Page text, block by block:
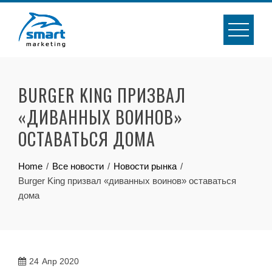
content
BURGER KING ПРИЗВАЛ
«ДИВАННЫХ ВОИНОВ»
ОСТАВАТЬСЯ ДОМА
Home Все новости
Новости рынка
Burger King призвал «диванных воинов» оставаться
дома
24 Апр 2020